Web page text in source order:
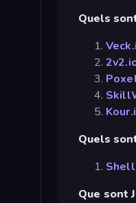
Quels
Quels
Que sont